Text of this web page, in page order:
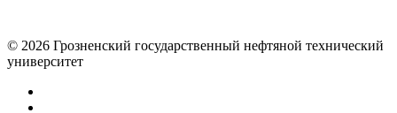
© 2026 Грозненский государственный нефтяной технический
университет